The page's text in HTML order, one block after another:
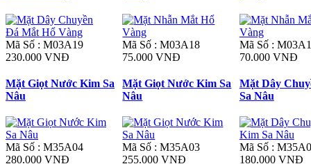
Mã Số : M03A19
230.000 VNĐ
Mã Số : M03A18
75.000 VNĐ
Mã Số :
70.000 VNĐ
Mặt Giọt Nước Kim Sa
Nâu
Mã Số : M35A04
280.000 VNĐ
Mặt Giọt Nước Kim Sa
Nâu
Mã Số : M35A03
255.000 VNĐ
Mặt Dây
Sa Nâu
Mã Số :
180.000 VNĐ